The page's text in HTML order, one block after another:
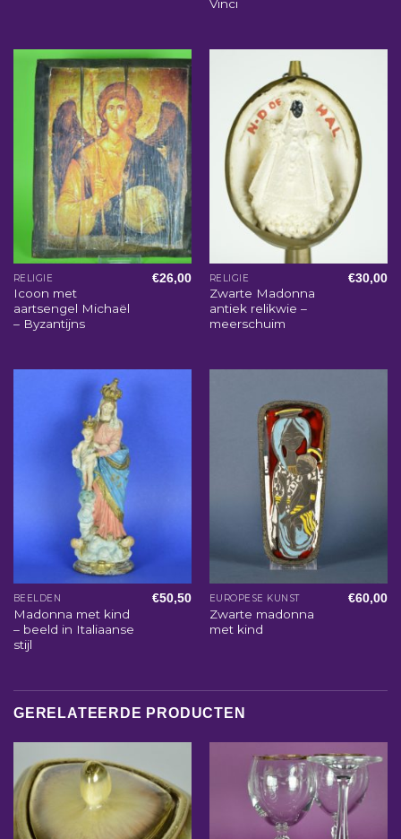
Vinci
RELIGIE
Icoon met
aartsengel Michaël
– Byzantijns
€26,00 RELIGIE
Zwarte Madonna
antiek relikwie –
meerschuim
€30,00
BEELDEN
Madonna met kind
– beeld in Italiaanse
stijl
€50,50 EUROPESE KUNST
Zwarte madonna
met kind
€60,00
GERELATEERDE PRODUCTEN